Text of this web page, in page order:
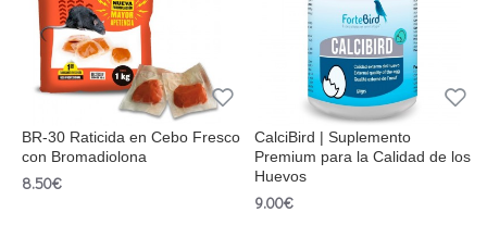
BR-30 Raticida en Cebo Fresco
con Bromadiolona
8.50€
CalciBird | Suplemento
Premium para la Calidad de los
Huevos
9.00€